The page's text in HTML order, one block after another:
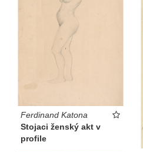
Ferdinand Katona
Stojaci ženský akt v
profile